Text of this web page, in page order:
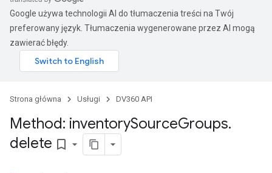
Google używa technologii AI do tłumaczenia treści na Twój
preferowany język. Tłumaczenia wygenerowane przez AI mogą
zawierać błędy.
Strona główna Usługi DV360 API
Method: inventorySourceGroups.
delete bookmark_border